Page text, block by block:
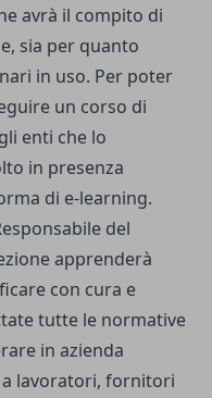
avrà il compito di
sia per quanto
in uso. Per poter
un corso di
enti che lo
in presenza
di e-learning.
del
apprenderà
con cura e
tutte le normative
in azienda
lavoratori, fornitori